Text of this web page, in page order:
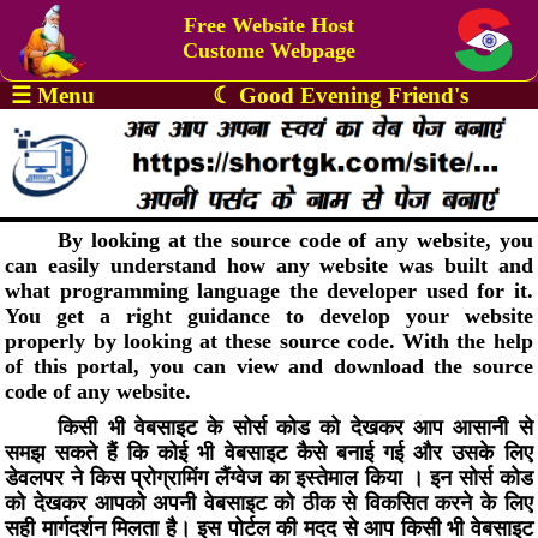
Free Website Host
Custome Webpage
☰ Menu ☾ Good Evening Friend's
🏠
Home
Upload
File
📔
View
File
Update
File
✎
Edit
By looking at the source code of any website, you
can easily understand how any website was built and
what programming language the developer used for it.
You get a right guidance to develop your website
properly by looking at these source code. With the help
of this portal, you can view and download the source
code of any website.
किसी भी वेबसाइट के सोर्स कोड को देखकर आप आसानी से
समझ सकते हैं कि कोई भी वेबसाइट कैसे बनाई गई और उसके लिए
डेवलपर ने किस प्रोग्रामिंग लैंग्वेज का इस्तेमाल किया । इन सोर्स कोड
को देखकर आपको अपनी वेबसाइट को ठीक से विकसित करने के लिए
सही मार्गदर्शन मिलता है। इस पोर्टल की मदद से आप किसी भी वेबसाइट